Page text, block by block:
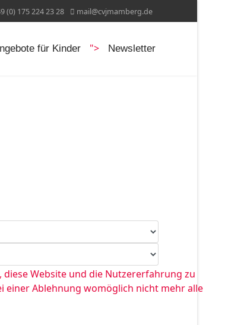
(0) 175 224 23 28 mail@cvjmamberg.de
für Kinder "> Newsletter
Website und die Nutzererfahrung zu
einer Ablehnung womöglich nicht mehr alle